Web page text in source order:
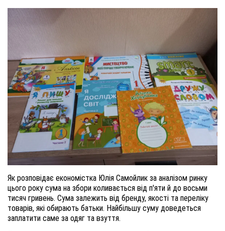
Як розповідає економістка Юлія Самойлик за аналізом ринку
цього року сума на збори коливається від п'яти й до восьми
тисяч гривень. Сума залежить від бренду, якості та переліку
товарів, які обирають батьки. Найбільшу суму доведеться
заплатити саме за одяг та взуття.